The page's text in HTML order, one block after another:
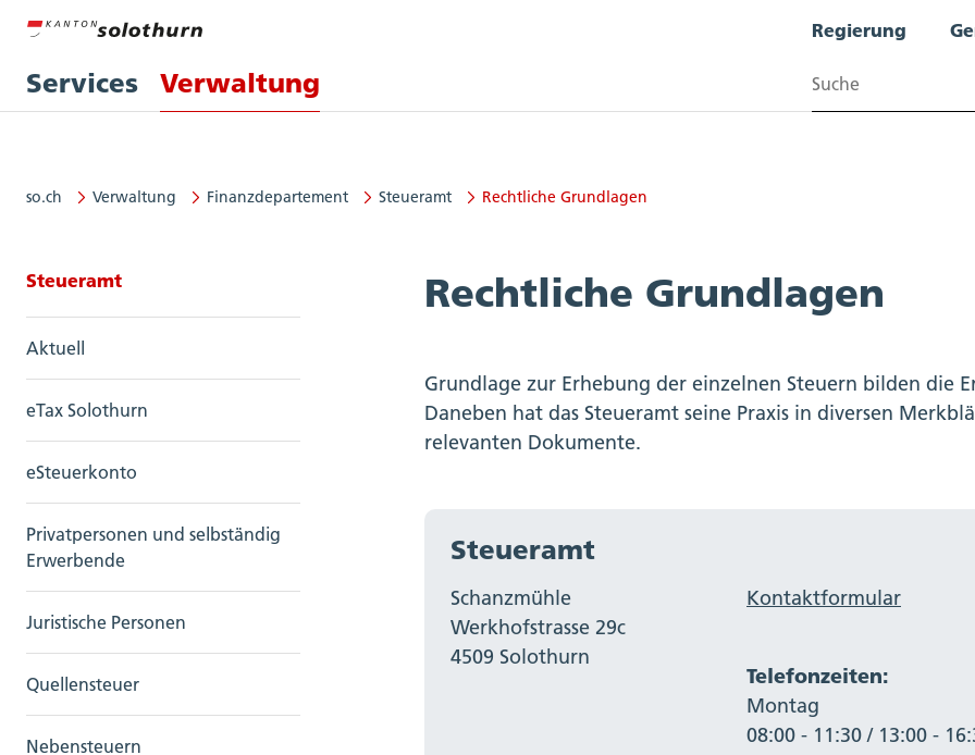
Services Verwaltung
Regierung
Suchen
so.ch Verwaltung Finanzdepartement Steueramt Rechtliche Grundlagen
Seitennavigation: Steueramt
Steueramt
Aktuell
eTax Solothurn
eSteuerkonto
Privatpersonen und selbständig
Erwerbende
Juristische Personen
Quellensteuer
Nebensteuern
Rechtliche Grundlagen
Grundlage zur Erhebung der einzelnen Steuern bilden die
Daneben hat das Steueramt seine Praxis in diversen
relevanten Dokumente.
Steueramt
Schanzmühle
Werkhofstrasse 29c
4509 Solothurn
Kontaktformular
Telefonzeiten:
Montag
08:00 - 11:30 / 13:00 -